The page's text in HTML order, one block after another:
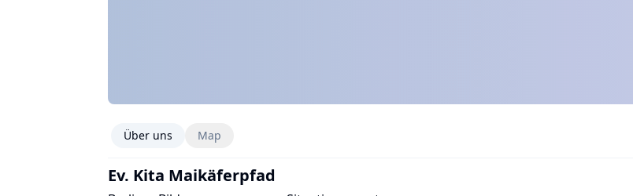
Über uns Map
Ev. Kita Maikäferpfad